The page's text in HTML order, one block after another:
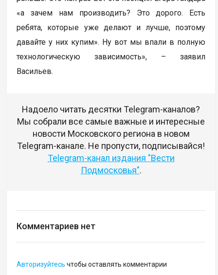
«а зачем нам производить? Это дорого. Есть
ребята, которые уже делают и лучше, поэтому
давайте у них купим». Ну вот мы впали в полную
технологическую зависимость», – заявил
Васильев.
Надоело читать десятки Telegram-каналов?
Мы собрали все самые важные и интересные
новости Московского региона в новом
Telegram-канале. Не пропусти, подписывайся!
Telegram-канал издания "Вести
Подмосковья".
Комментариев нет
Авторизуйтесь чтобы оставлять комментарии